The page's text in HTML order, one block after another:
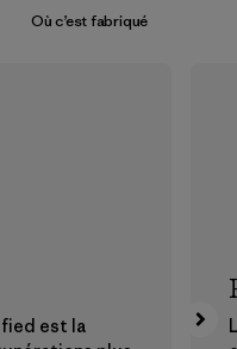
Où c’est fabriqué
est la